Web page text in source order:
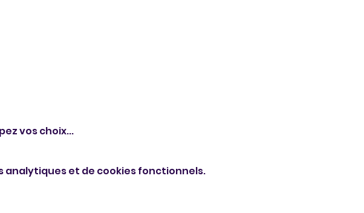
vos choix...
analytiques et de cookies fonctionnels.